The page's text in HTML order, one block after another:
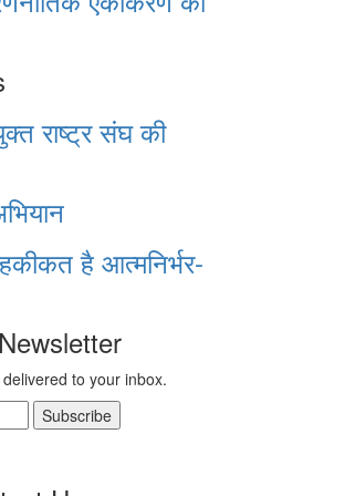
राष्ट्र संघ की
है आत्मनिर्भर-
to your inbox.
Subscribe